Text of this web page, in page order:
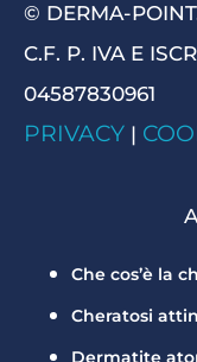
© DERMA-
C.F. P. IVA E
04587830961
PRIVACY |
Che cos’è la
Cheratosi
Dermatite